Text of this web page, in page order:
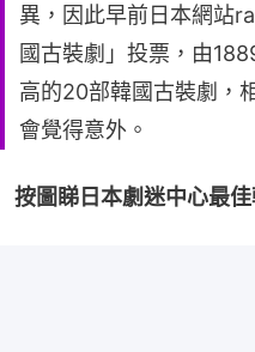
異，因此早前日本網站
國古裝劇」投票，由
高的20部韓國古裝劇，
會覺得意外。
按圖睇日本劇迷中心最